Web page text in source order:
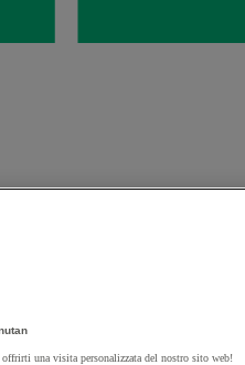
un prodotto:
una visita personalizzata del nostro sito web!